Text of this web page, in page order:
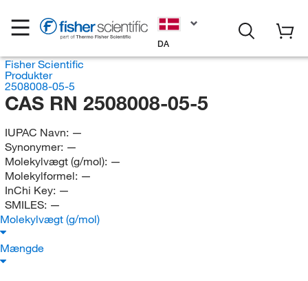
DA
Fisher Scientific
Produkter
2508008-05-5
CAS RN 2508008-05-5
IUPAC Navn: —
Synonymer: —
Molekylvægt (g/mol): —
Molekylformel: —
InChi Key: —
SMILES: —
Molekylvægt (g/mol)
Mængde